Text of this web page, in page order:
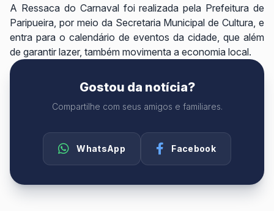
A Ressaca do Carnaval foi realizada pela Prefeitura de
Paripueira, por meio da Secretaria Municipal de Cultura, e
entra para o calendário de eventos da cidade, que além
de garantir lazer, também movimenta a economia local.
Gostou da notícia?
Compartilhe com seus amigos e familiares.
WhatsApp Facebook